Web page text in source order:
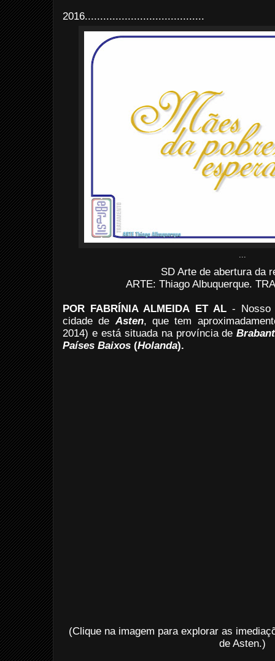
2016.......................................
...
SD Arte de abertura da
ARTE: Thiago Albuquerque.
POR FABRÍNIA ALMEIDA ET AL -
cidade de Asten, que tem
2014) e está situada na província de
Países Baixos (Holanda).
(Clique na imagem para explorar as
de Asten.)